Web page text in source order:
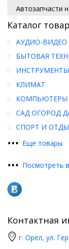
Автозапчасти
Каталог
••• Еще товары
АУДИО-ВИДЕО
БЫТОВАЯ
ИНСТРУМЕНТЫ
КЛИМАТ
КОМПЬЮТЕРЫ
САД ОГОРОД
СПОРТ И
••• Посмотреть
Контактная
г. Орёл, ул.